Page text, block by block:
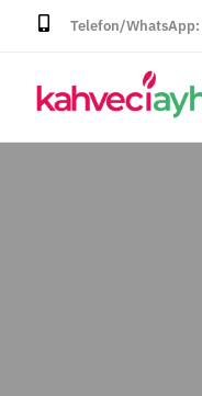
Telefon/WhatsApp: